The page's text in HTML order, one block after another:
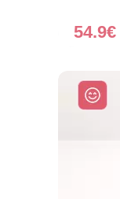
54.9€